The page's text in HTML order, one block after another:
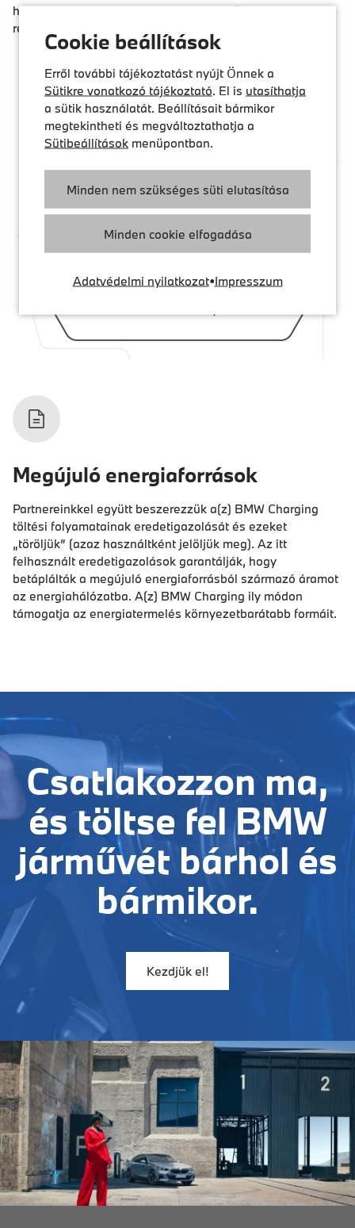
hálózatba betáplált árammennyiségről független
regisztrációs helyeken állíttathatják ki.
Megújuló energiaforrások
Partnereinkkel együtt beszerezzük a(z) BMW Charging
töltési folyamatainak eredetigazolását és ezeket
„töröljük” (azaz használtként jelöljük meg). Az itt
felhasznált eredetigazolások garantálják, hogy
betáplálták a megújuló energiaforrásból származó áramot
az energiahálózatba. A(z) BMW Charging ily módon
támogatja az energiatermelés környezetbarátabb formáit.
Csatlakozzon ma,
és töltse fel BMW
járművét bárhol és
bármikor.
Kezdjük el!
Cookie beállítások
Erről további tájékoztatást nyújt Önnek a
Sütikre vonatkozó tájékoztató. El is utasíthatja
a sütik használatát. Beállításait bármikor
megtekintheti és megváltoztathatja a
Sütibeállítások menüpontban.
Minden nem szükséges süti elutasítása
Minden cookie elfogadása
Adatvédelmi nyilatkozat•Impresszum